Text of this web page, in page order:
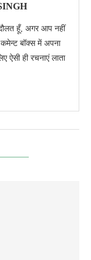
हूँ, अगर आप नहीं
बॉक्स में अपना
ऐसी ही रचनाएं लाता